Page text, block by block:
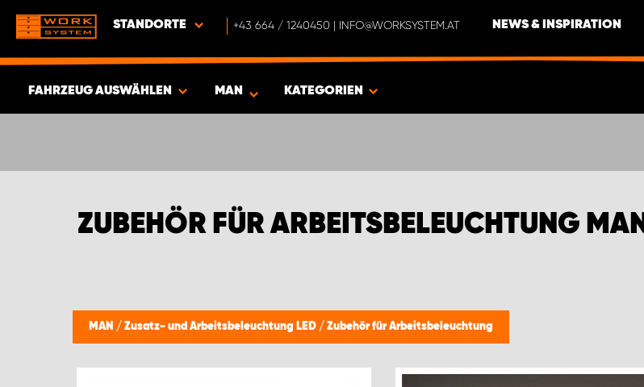
STANDORTE +43 664 / 1240450 | INFO@WORKSYSTEM.AT NEWS & INSPIRATION
FAHRZEUG AUSWÄHLEN
ARTIKEL
MAN KATEGORIEN
ZUBEHÖR FÜR ARBEITSBELEUCHTUNG MAN
MAN / Zusatz- und Arbeitsbeleuchtung LED / Zubehör für Arbeitsbeleuchtung